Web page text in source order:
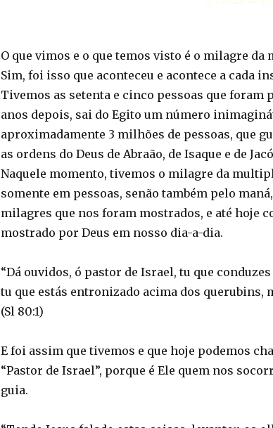
O que vimos e o que temos visto é o milagre
Sim, foi isso que aconteceu e acontece a cada
Tivemos as setenta e cinco pessoas que foram
anos depois, sai do Egito um número
aproximadamente 3 milhões de pessoas, que
as ordens do Deus de Abraão, de Isaque e de
Naquele momento, tivemos o milagre da
somente em pessoas, senão também pelo
milagres que nos foram mostrados, e até hoje
mostrado por Deus em nosso dia-a-dia.
“Dá ouvidos, ó pastor de Israel, tu que
tu que estás entronizado acima dos querubins,
(Sl 80:1)
E foi assim que tivemos e que hoje podemos
“Pastor de Israel”, porque é Ele quem nos
guia.